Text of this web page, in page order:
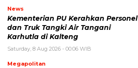
News
Kementerian PU Kerahkan Personel
dan Truk Tangki Air Tangani
Karhutla di Kalteng
Saturday, 8 Aug 2026 - 00:06 WIB
Megapolitan